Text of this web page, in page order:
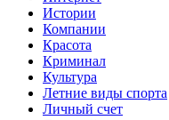
Истории
Компании
Красота
Криминал
Культура
Летние виды спорта
Личный счет